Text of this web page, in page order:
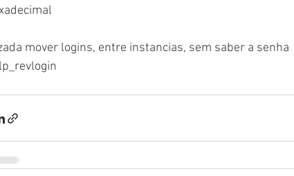
mover logins, entre instancias, sem saber a senha